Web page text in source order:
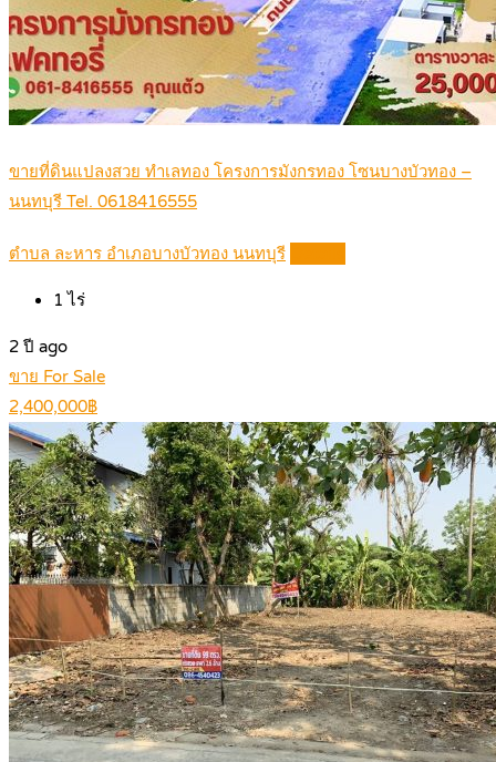
ขายที่ดินแปลงสวย ทำเลทอง โครงการมังกรทอง โซนบางบัวทอง –
นนทบุรี Tel. 0618416555
ตำบล ละหาร อำเภอบางบัวทอง นนทบุรี
1 ไร่
2 ปี ago
ขาย For Sale
2,400,000฿